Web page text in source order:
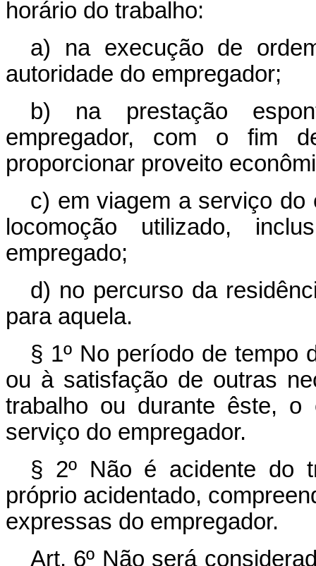
horário do trabalho:
a) na execução de
autoridade do empregador;
b) na prestação
empregador, com o fim
proporcionar proveito
c) em viagem a serviço do
locomoção utilizado,
empregado;
d) no percurso da
para aquela.
§ 1º No período de tempo
ou à satisfação de outras
trabalho ou durante êste, o
serviço do empregador.
§ 2º Não é acidente do
próprio acidentado,
expressas do empregador.
Art. 6º Não será